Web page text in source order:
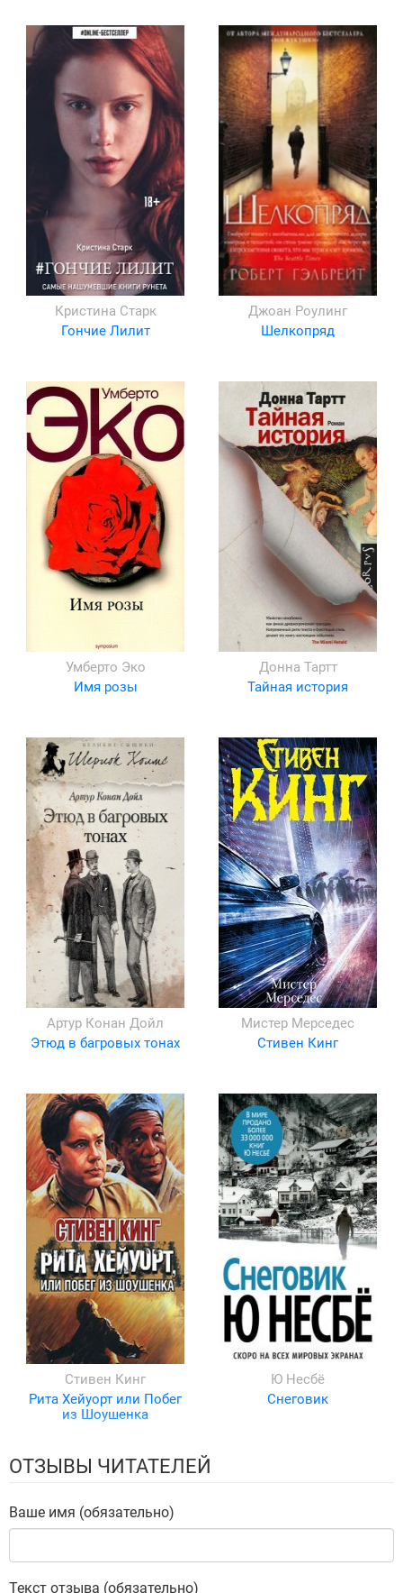
Кристина Старк
Гончие Лилит
Джоан Роулинг
Шелкопряд
Умберто Эко
Имя розы
Донна Тартт
Тайная история
Артур Конан Дойл
Этюд в багровых тонах
Мистер Мерседес
Стивен Кинг
Стивен Кинг
Рита Хейуорт или Побег
из Шоушенка
Ю Несбё
Снеговик
ОТЗЫВЫ ЧИТАТЕЛЕЙ
Ваше имя (обязательно)
Текст отзыва (обязательно)